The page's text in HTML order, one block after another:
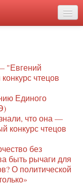
"Евгений
чтецов
Единого
что она —
конкурс чтецов
без
быть рычаги для
О политической